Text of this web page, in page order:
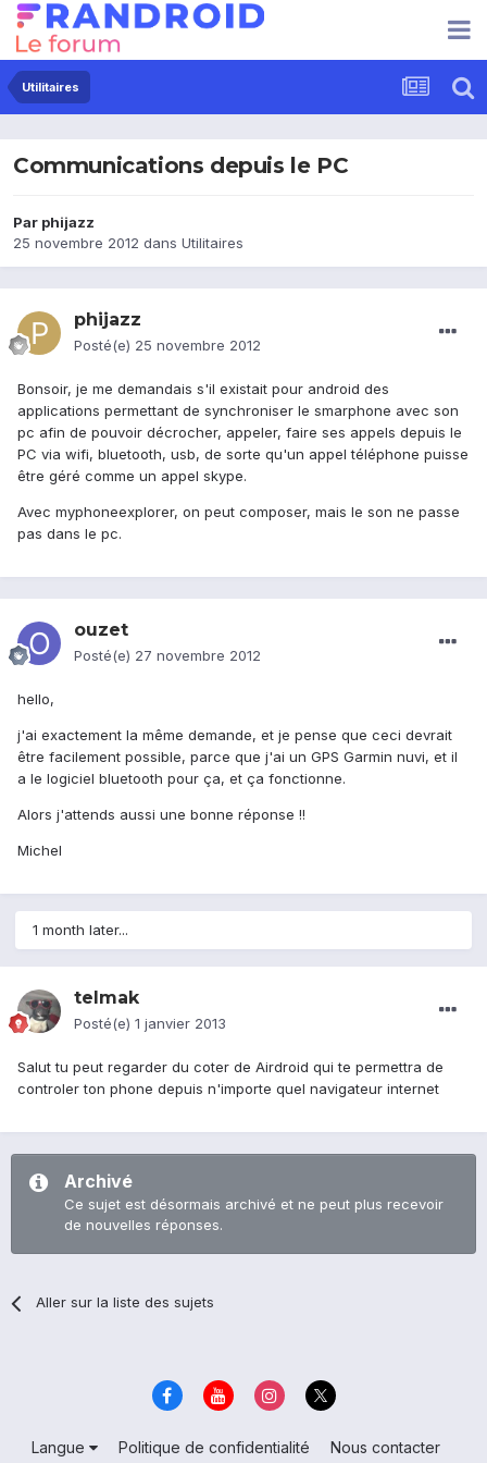
Utilitaires
Communications depuis le PC
Par phijazz
25 novembre 2012 dans Utilitaires
phijazz
Posté(e) 25 novembre 2012
Bonsoir, je me demandais s'il existait pour android des
applications permettant de synchroniser le smarphone avec son
pc afin de pouvoir décrocher, appeler, faire ses appels depuis le
PC via wifi, bluetooth, usb, de sorte qu'un appel téléphone puisse
être géré comme un appel skype.
Avec myphoneexplorer, on peut composer, mais le son ne passe
pas dans le pc.
ouzet
Posté(e) 27 novembre 2012
hello,
j'ai exactement la même demande, et je pense que ceci devrait
être facilement possible, parce que j'ai un GPS Garmin nuvi, et il
a le logiciel bluetooth pour ça, et ça fonctionne.
Alors j'attends aussi une bonne réponse !!
Michel
1 month later...
telmak
Posté(e) 1 janvier 2013
Salut tu peut regarder du coter de Airdroid qui te permettra de
controler ton phone depuis n'importe quel navigateur internet
Archivé
Ce sujet est désormais archivé et ne peut plus recevoir
de nouvelles réponses.
Aller sur la liste des sujets
Langue Politique de confidentialité
Nous contacter